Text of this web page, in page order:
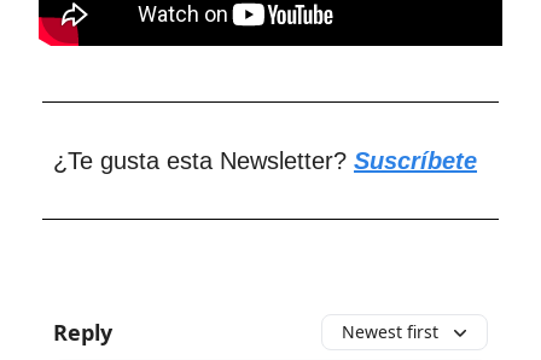
¿Te gusta esta Newsletter? Suscríbete
Reply Newest first